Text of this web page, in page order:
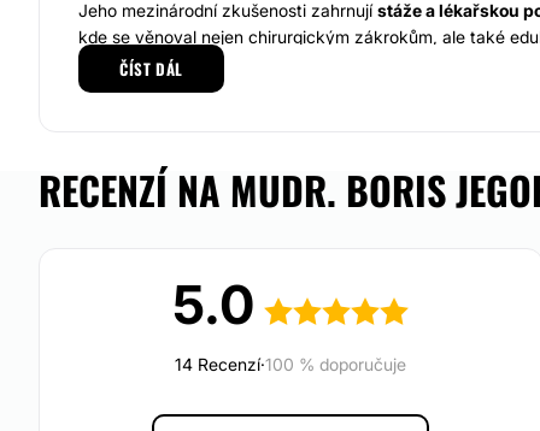
Jeho mezinárodní zkušenosti zahrnujístáže a lékařskou
kde se věnoval nejen chirurgickým zákrokům, ale také
místní komunitu a studenty. Kromě toho se účastnil stáží
klinikách plastické chirurgie, jako jsou FN Královské
estetické medicíny.
MUDr. Boris Jegorov sespecializuje na zákroky estetické
liposukce, rhinoplastika otevřenou a uzavřenou metodou,
Pro MUDr. Borise Jegorova je nesmírně důležitá první
Vyslechnout jeho přání a společně připravit operační plán
ČÍST DÁL
RECENZÍ NA MUDR. BORIS
5.0
14 Recenzí·100 % doporučuje